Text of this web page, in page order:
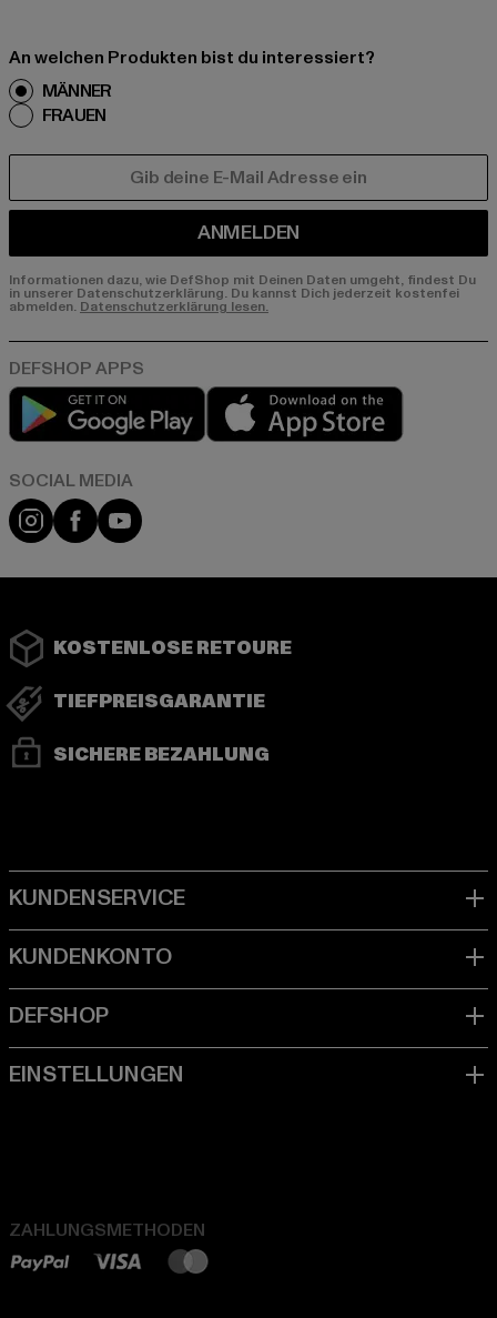
An welchen Produkten bist du interessiert?
MÄNNER
FRAUEN
ANMELDEN
Informationen dazu, wie DefShop mit Deinen Daten umgeht, findest Du
in unserer Datenschutzerklärung. Du kannst Dich jederzeit kostenfei
abmelden. Datenschutzerklärung lesen.
Play market
Instagram
FacebookYouTube
KOSTENLOSE RETOURE
TIEFPREISGARANTIE
SICHERE BEZAHLUNG
ZAHLUNGSMETHODEN